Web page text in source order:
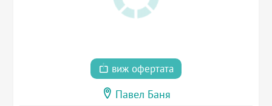
виж офертата
Павел Баня